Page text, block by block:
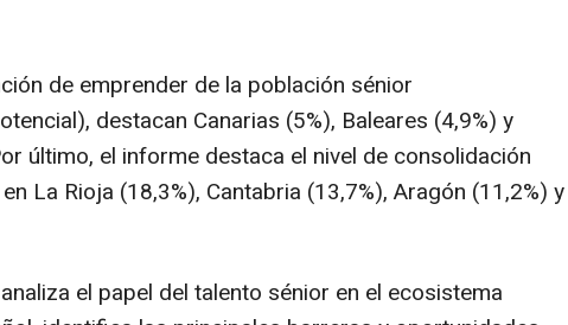
de emprender de la población sénior
destacan Canarias (5%), Baleares (4,9%) y
último, el informe destaca el nivel de consolidación
La Rioja (18,3%), Cantabria (13,7%), Aragón (11,2%) y
el papel del talento sénior en el ecosistema